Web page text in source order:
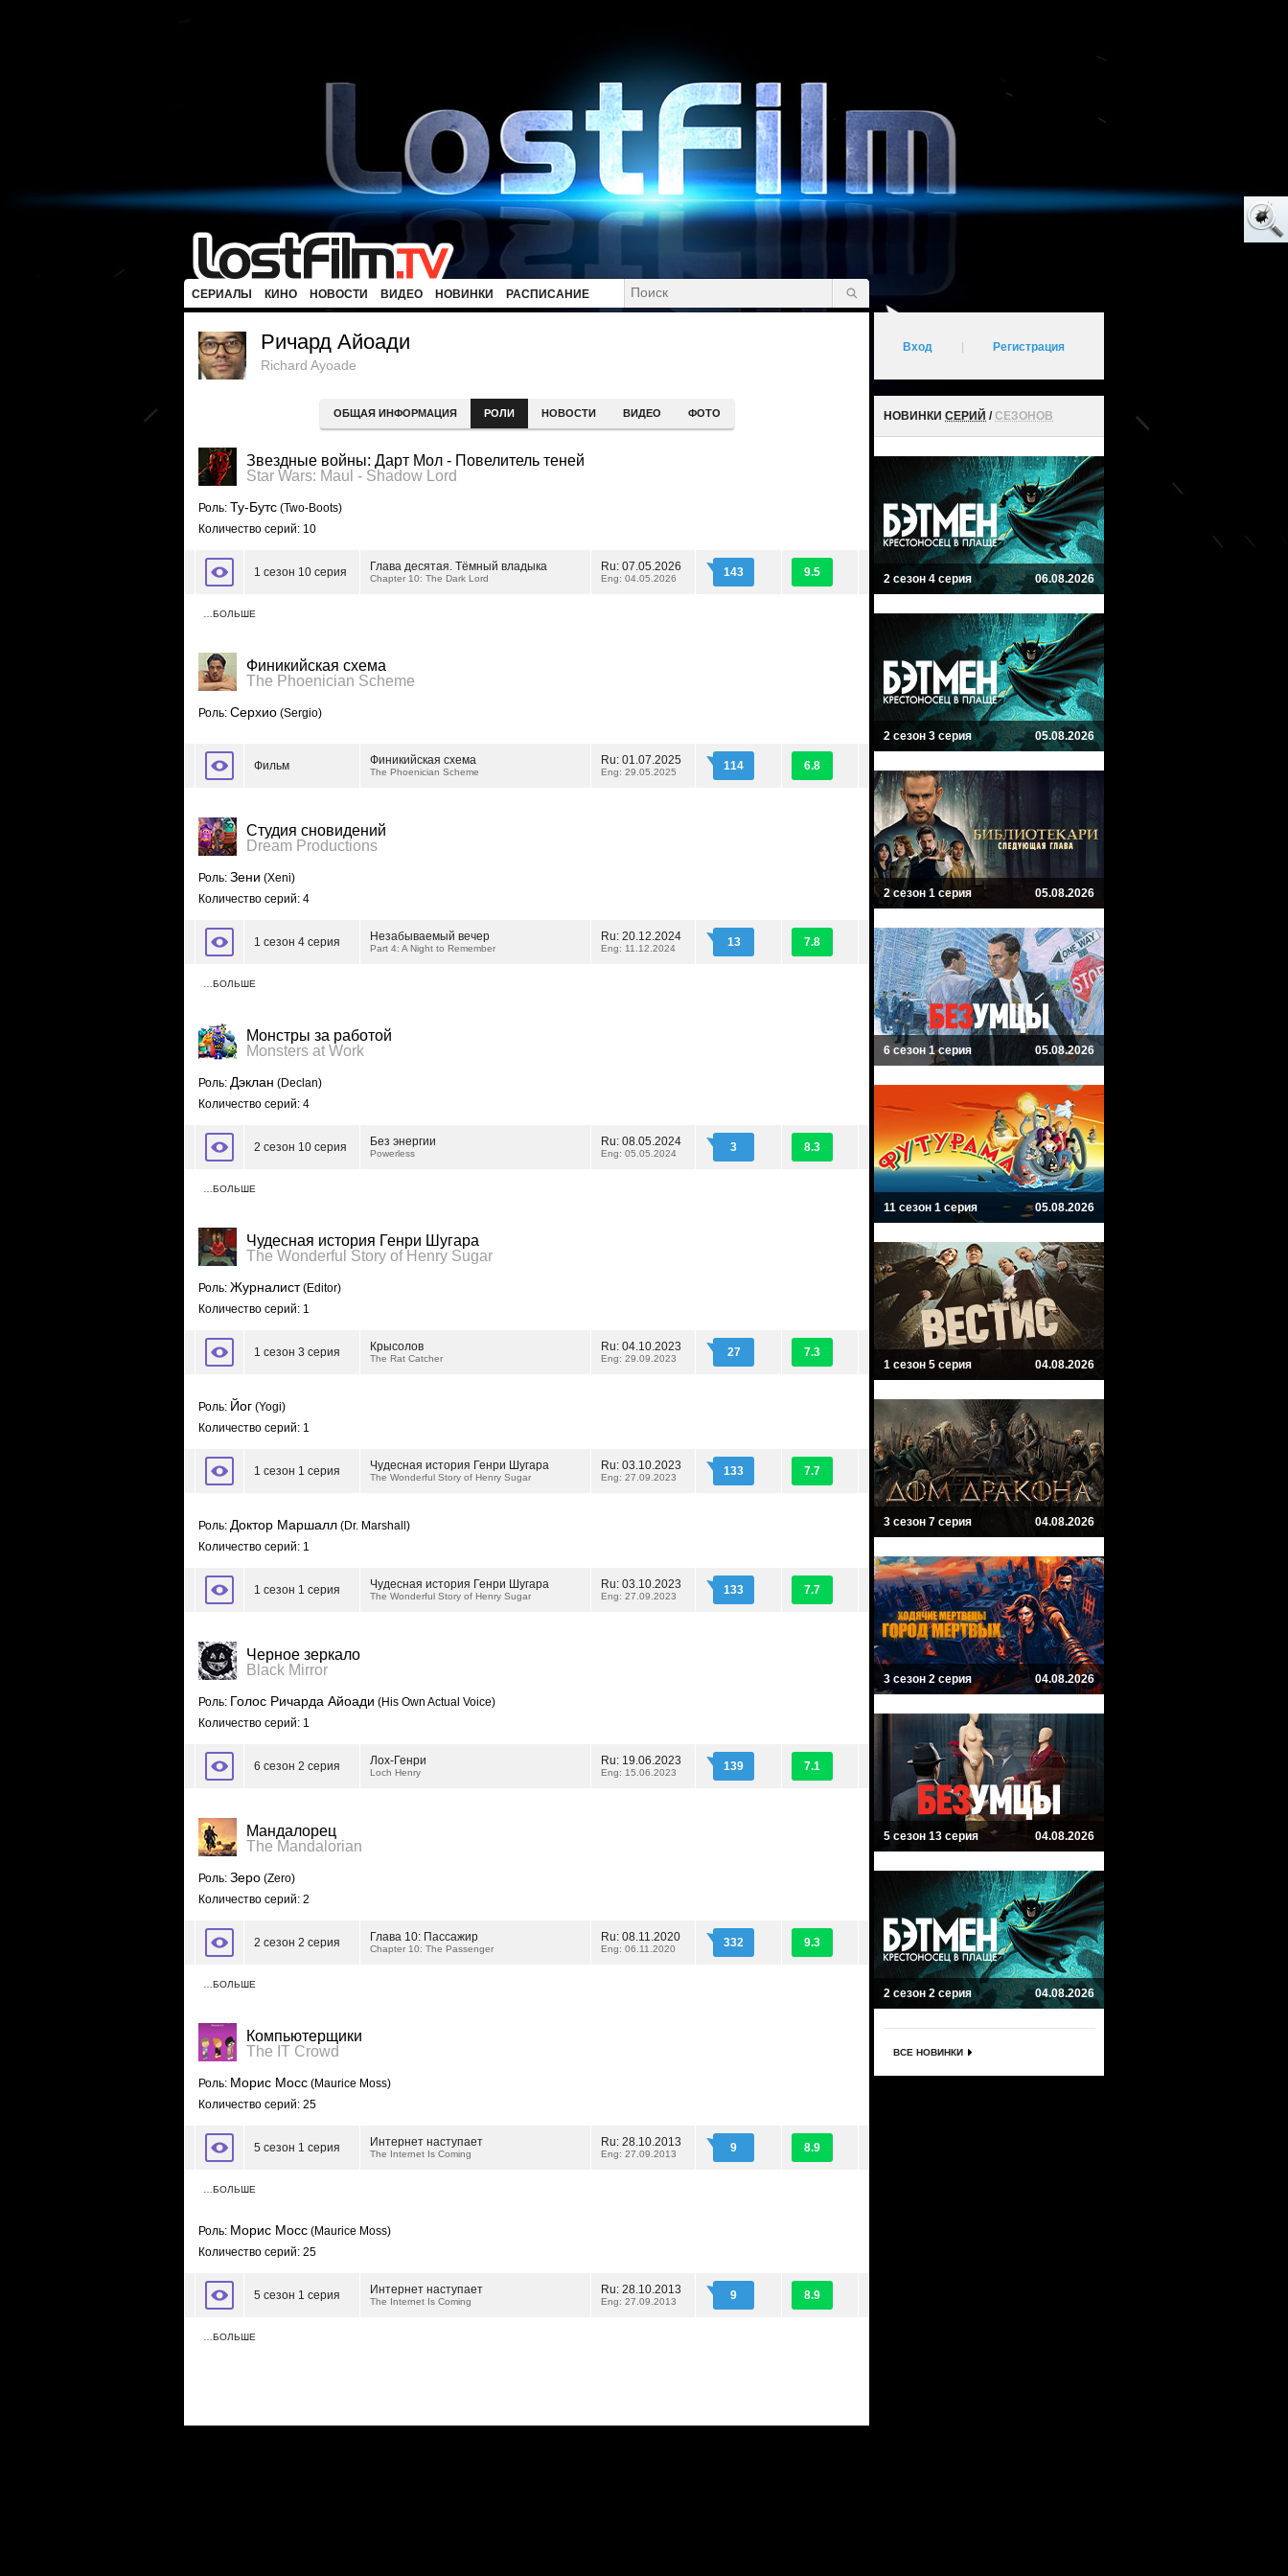
СЕРИАЛЫ КИНО НОВОСТИ ВИДЕО НОВИНКИ РАСПИСАНИЕ
Ричард Айоади
Richard Ayoade
ОБЩАЯ ИНФОРМАЦИЯ РОЛИ НОВОСТИ ВИДЕО ФОТО
Звездные войны: Дарт Мол - Повелитель теней
Star Wars: Maul - Shadow Lord
Роль: Ту-Бутс (Two-Boots)
Количество серий: 10
1 сезон 10 серия Глава десятая. Тёмный владыка
Chapter 10: The Dark Lord
Ru: 07.05.2026
Eng: 04.05.2026 143 9.5
…БОЛЬШЕ
Финикийская схема
The Phoenician Scheme
Роль: Серхио (Sergio)
Фильм Финикийская схема
The Phoenician Scheme
Ru: 01.07.2025
Eng: 29.05.2025 114 6.8
Студия сновидений
Dream Productions
Роль: Зени (Xeni)
Количество серий: 4
1 сезон 4 серия Незабываемый вечер
Part 4: A Night to Remember
Ru: 20.12.2024
Eng: 11.12.2024 13 7.8
…БОЛЬШЕ
Монстры за работой
Monsters at Work
Роль: Дэклан (Declan)
Количество серий: 4
2 сезон 10 серия Без энергии
Powerless
Ru: 08.05.2024
Eng: 05.05.2024 3 8.3
…БОЛЬШЕ
Чудесная история Генри Шугара
The Wonderful Story of Henry Sugar
Роль: Журналист(Editor)
Количество серий: 1
1 сезон 3 серия Крысолов
The Rat Catcher
Ru: 04.10.2023
Eng: 29.09.2023 27 7.3
Роль: Йог (Yogi)
Количество серий: 1
1 сезон 1 серия Чудесная история Генри Шугара
The Wonderful Story of Henry Sugar
Ru: 03.10.2023
Eng: 27.09.2023 133 7.7
Роль: Доктор Маршалл (Dr. Marshall)
Количество серий: 1
1 сезон 1 серия Чудесная история Генри Шугара
The Wonderful Story of Henry Sugar
Ru: 03.10.2023
Eng: 27.09.2023 133 7.7
Черное зеркало
Black Mirror
Роль: Голос Ричарда Айоади (His Own Actual Voice)
Количество серий: 1
6 сезон 2 серия Лох-Генри
Loch Henry
Ru: 19.06.2023
Eng: 15.06.2023 139 7.1
Мандалорец
The Mandalorian
Роль: Зеро (Zero)
Количество серий: 2
2 сезон 2 серия Глава 10: Пассажир
Chapter 10: The Passenger
Ru: 08.11.2020
Eng: 06.11.2020 332 9.3
…БОЛЬШЕ
Компьютерщики
The IT Crowd
Роль: Морис Мосс (Maurice Moss)
Количество серий: 25
5 сезон 1 серия Интернет наступает
The Internet Is Coming
Ru: 28.10.2013
Eng: 27.09.2013 9 8.9
…БОЛЬШЕ
Роль: Морис Мосс (Maurice Moss)
Количество серий: 25
5 сезон 1 серия Интернет наступает
The Internet Is Coming
Ru: 28.10.2013
Eng: 27.09.2013 9 8.9
…БОЛЬШЕ
Вход Регистрация
НОВИНКИ СЕРИЙ /СЕЗОНОВ
2 сезон 4 серия 06.08.2026
2 сезон 3 серия 05.08.2026
2 сезон 1 серия 05.08.2026
6 сезон 1 серия 05.08.2026
11 сезон 1 серия 05.08.2026
1 сезон 5 серия 04.08.2026
3 сезон 7 серия 04.08.2026
3 сезон 2 серия 04.08.2026
5 сезон 13 серия 04.08.2026
2 сезон 2 серия 04.08.2026
ВСЕ НОВИНКИ